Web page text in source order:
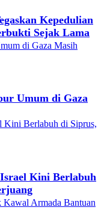
Kepedulian
Sejak Lama
Umum di Gaza
Kini Berlabuh